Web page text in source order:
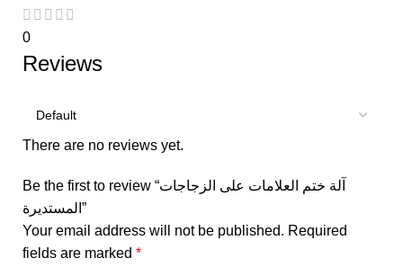
0
Reviews
There are no reviews yet.
Be the first to review “آلة ختم العلامات على الزجاجات
المستديرة”
Your email address will not be published. Required
fields are marked *